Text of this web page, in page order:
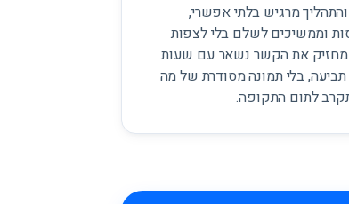
והתהליך מרגיש בלתי אפשרי,
וממשיכים לשלם בלי לצפות
את הקשר נשאר עם שעות
בלי תמונה מסודרת של מה
לתום התקופה.